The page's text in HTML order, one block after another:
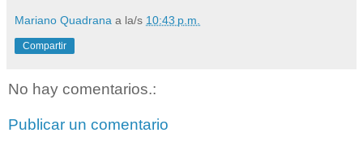
Mariano Quadrana a la/s 10:43 p.m.
Compartir
No hay comentarios.:
Publicar un comentario